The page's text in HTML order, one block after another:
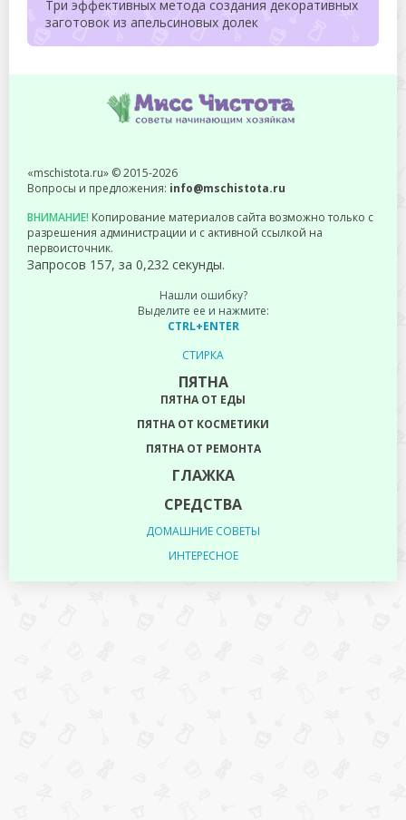
Три эффективных метода создания декоративных
заготовок из апельсиновых долек
«mschistota.ru» © 2015-2026
Вопросы и предложения: info@mschistota.ru
ВНИМАНИЕ! Копирование материалов сайта возможно только с
разрешения администрации и с активной ссылкой на
первоисточник.
Запросов 157, за 0,232 секунды.
Нашли ошибку?
Выделите ее и нажмите:
CTRL+ENTER
СТИРКА
ПЯТНА
ПЯТНА ОТ ЕДЫ
ПЯТНА ОТ КОСМЕТИКИ
ПЯТНА ОТ РЕМОНТА
ГЛАЖКА
СРЕДСТВА
ДОМАШНИЕ СОВЕТЫ
ИНТЕРЕСНОЕ